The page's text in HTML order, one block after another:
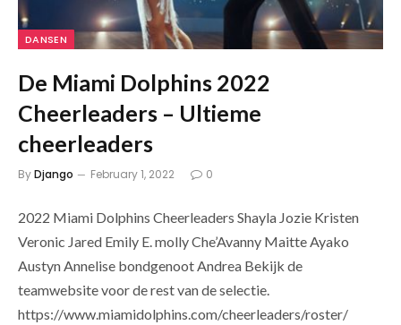
DANSEN
De Miami Dolphins 2022
Cheerleaders – Ultieme
cheerleaders
ByDjango February 1, 2022 0
2022 Miami Dolphins Cheerleaders Shayla Jozie Kristen
Veronic Jared Emily E. molly Che’Avanny Maitte Ayako
Austyn Annelise bondgenoot Andrea Bekijk de
teamwebsite voor de rest van de selectie.
https://www.miamidolphins.com/cheerleaders/roster/